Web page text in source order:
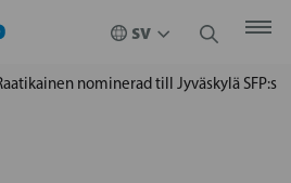
nominerad till Jyväskylä SFP:s